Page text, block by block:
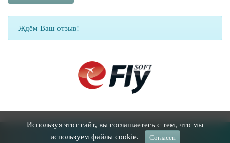
Ждём Ваш отзыв!
Забронировать гостиницу |Правила | Договор оферты
Используя этот сайт, вы соглашаетесь с тем, что мы
используем файлы cookie.
Согласен
eFLYsoft